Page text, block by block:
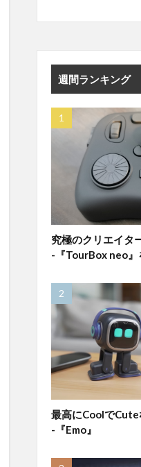
週間ランキング
究極のクリエイタ
-『TourBox neo』
最高にCoolでCute
-『Emo』